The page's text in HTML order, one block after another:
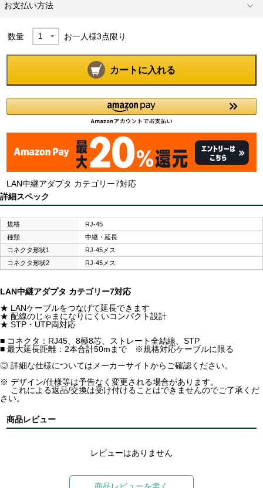
お支払い方法
数量 お一人様3点限り
カートに入れる
LAN中継アダプタ カテゴリー7対応
詳細スペック
規格
RJ-45
種類
中継・延長
コネクタ形状1
RJ-45メス
コネクタ形状2
RJ-45メス
LAN中継アダプタ カテゴリー7対応
★ LANケーブルをつなげて延長できます
★ 配線のじゃまになりにくいコンパクト設計
★ STP・UTP両対応
■ コネクタ：RJ45、8極8芯、ストレート全結線、STP
■ 最大延長距離：2本合計50mまで ※規格対応ケーブルに限る
◎ 詳細な仕様についてはメーカーサイトからご確認ください。
※ デザイン/仕様等は予告なく変更される場合があります。
これによる返品/交換は受け付けることはできませんのでご了承くだ
さい。
商品レビュー
レビューはありません